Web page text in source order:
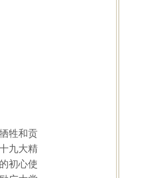
牲和贡
九大精
初心使